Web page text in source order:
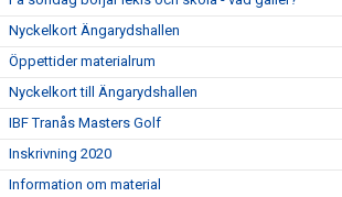
Nyckelkort Ängarydshallen
Öppettider materialrum
Nyckelkort till Ängarydshallen
IBF Tranås Masters Golf
Inskrivning 2020
Information om material